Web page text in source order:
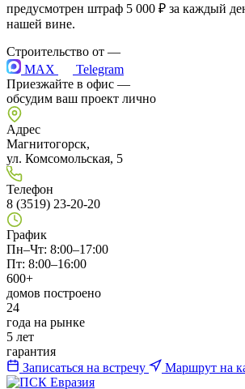
предусмотрен штраф 5 000 ₽ за каждый
нашей вине.
Строительство от —
MAX
Telegram
Приезжайте в офис —
обсудим ваш проект лично
Адрес
Магнитогорск,
ул. Комсомольская, 5
Телефон
8 (3519) 23-20-20
График
Пн–Чт: 8:00–17:00
Пт: 8:00–16:00
600+
домов построено
24
года на рынке
5 лет
гарантия
Записаться на встречу
Маршрут на